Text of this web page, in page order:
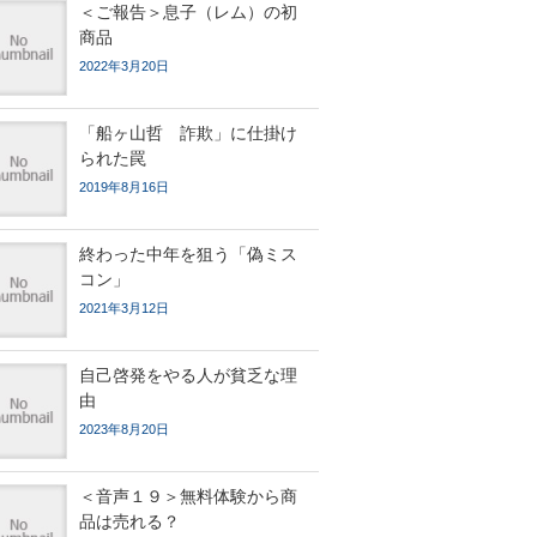
＜ご報告＞息子（レム）の初
商品
2022年3月20日
「船ヶ山哲 詐欺」に仕掛け
られた罠
2019年8月16日
終わった中年を狙う「偽ミス
コン」
2021年3月12日
自己啓発をやる人が貧乏な理
由
2023年8月20日
＜音声１９＞無料体験から商
品は売れる？